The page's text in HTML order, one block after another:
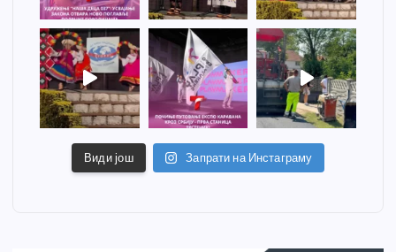
Види још Запрати на Инстаграму